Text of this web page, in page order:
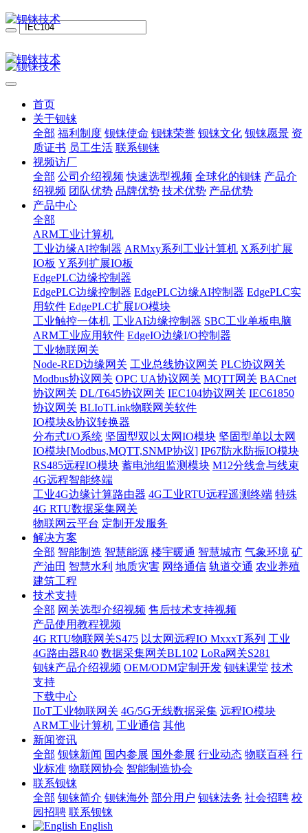
首页
关于钡铼
全部 福利制度 钡铼使命 钡铼荣誉 钡铼文化 钡铼愿景 资
质证书 员工生活 联系钡铼
视频访厂
全部 公司介绍视频 快速选型视频 全球化的钡铼 产品介
绍视频 团队优势 品牌优势 技术优势 产品优势
产品中心
全部
ARM工业计算机
工业边缘AI控制器 ARMxy系列工业计算机 X系列扩展
IO板 Y系列扩展IO板
EdgePLC边缘控制器
EdgePLC边缘控制器 EdgePLC边缘AI控制器 EdgePLC实
用软件 EdgePLC扩展I/O模块
工业触控一体机 工业AI边缘控制器 SBC工业单板电脑
ARM工业应用软件 EdgeIO边缘I/O控制器
工业物联网关
Node-RED边缘网关 工业总线协议网关 PLC协议网关
Modbus协议网关 OPC UA协议网关 MQTT网关 BACnet
协议网关 DL/T645协议网关 IEC104协议网关 IEC61850
协议网关 BLIoTLink物联网关软件
IO模块&协议转换器
分布式I/O系统 坚固型双以太网IO模块 坚固型单以太网
IO模块[Modbus,MQTT,SNMP协议] IP67防水防振IO模块
RS485远程IO模块 蓄电池组监测模块 M12分线盒与线束
4G远程智能终端
工业4G边缘计算路由器 4G工业RTU远程遥测终端 特殊
4G RTU数据采集网关
物联网云平台 定制开发服务
解决方案
全部 智能制造 智慧能源 楼宇暖通 智慧城市 气象环境 矿
产油田 智慧水利 地质灾害 网络通信 轨道交通 农业养殖
建筑工程
技术支持
全部 网关选型介绍视频 售后技术支持视频
产品使用教程视频
4G RTU物联网关S475 以太网远程IO MxxxT系列 工业
4G路由器R40 数据采集网关BL102 LoRa网关S281
钡铼产品介绍视频 OEM/ODM定制开发 钡铼课堂 技术
支持
下载中心
IIoT工业物联网关 4G/5G无线数据采集 远程IO模块
ARM工业计算机 工业通信 其他
新闻资讯
全部 钡铼新闻 国内参展 国外参展 行业动态 物联百科 行
业标准 物联网协会 智能制造协会
联系钡铼
全部 钡铼简介 钡铼海外 部分用户 钡铼法务 社会招聘 校
园招聘 联系钡铼
English